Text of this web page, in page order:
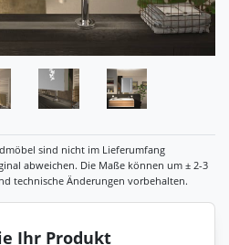
Ihr Produkt